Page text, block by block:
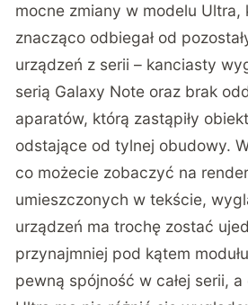
mocne zmiany w modelu Ultra,
znacząco odbiegał od
urządzeń z serii – kanciasty
serią Galaxy Note oraz brak
aparatów, którą zastąpiły
odstające od tylnej obudowy.
co możecie zobaczyć na
umieszczonych w tekście,
urządzeń ma trochę zostać
przynajmniej pod kątem
pewną spójność w całej serii,